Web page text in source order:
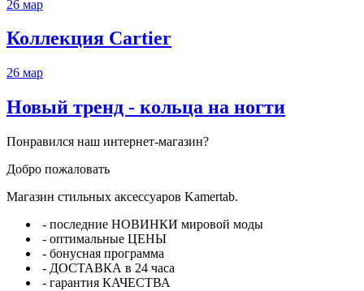
26 мар
Коллекция Cartier
26 мар
Новый тренд - кольца на ногти
Понравился наш интернет-магазин?
Добро пожаловать
Магазин стильных аксессуаров Kamertab.
- последние НОВИНКИ мировой моды
- оптимальные ЦЕНЫ
- бонусная программа
- ДОСТАВКА в 24 часа
- гарантия КАЧЕСТВА